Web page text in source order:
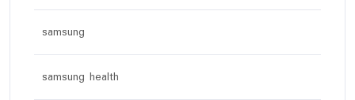
samsung
samsung health